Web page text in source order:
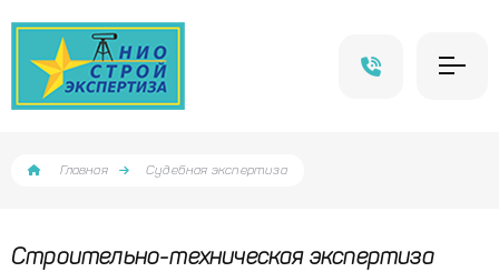
Главная Судебная экспертиза
Строительно-техническая экспертиза